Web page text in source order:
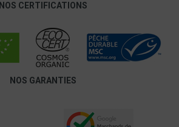
NOS CERTIFICATIONS
NOS GARANTIES